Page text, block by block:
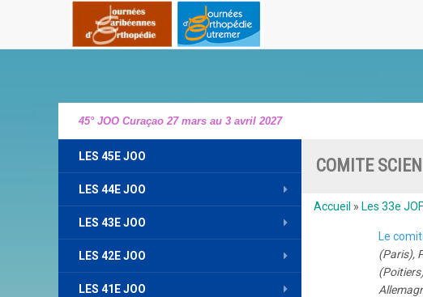
45° JOO Curaçao 27 mars au 3 avril 2027
LES 45E JOO
LES 44E JOO
LES 43E JOO
LES 42E JOO
LES 41E JOO
COMITE
Accueil » Les 33e
Le
(Paris),